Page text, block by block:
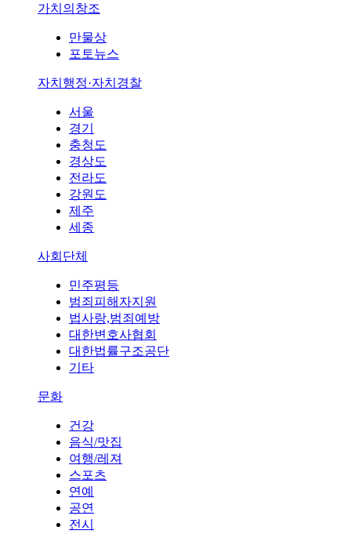
가치의창조
만물상
포토뉴스
자치행정·자치경찰
서울
경기
충청도
경상도
전라도
강원도
제주
세종
사회단체
민주평등
범죄피해자지원
법사랑,범죄예방
대한변호사협회
대한법률구조공단
기타
문화
건강
음식/맛집
여행/레져
스포츠
연예
공연
전시